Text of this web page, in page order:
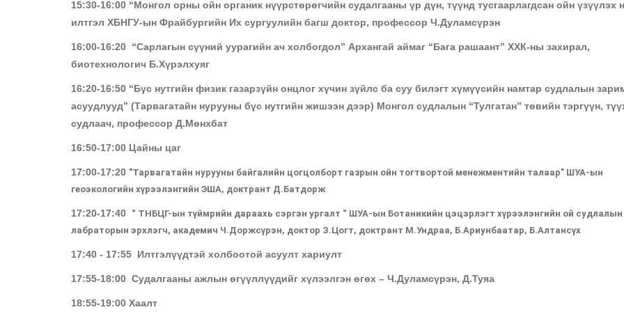
15:30-16:00 “Монгол орны ойн органик нүүрстөрөгчийн судалгааны үр дүн, түүнд тусгаарлагдсан ойн үзүүлэх
илтгэл ХБНГУ-ын Фрайбургийн Их сургуулийн багш доктор, профессор Ч.Дуламсүрэн
16:00-16:20 “Сарлагын сүүний уурагийн ач холбогдол” Архангай аймаг “Бага рашаант” ХХК-ны захирал,
биотехнологич Б.Хүрэлхуяг
16:20-16:50 “Бүс нутгийн физик газарзүйн онцлог хүчин зүйлс ба суу билэгт хүмүүсийн намтар судлалын
асуудлууд” (Тарвагатайн нурууны бүс нутгийн жишээн дээр) Монгол судлалын “Тулгатан” төвийн тэргүүн,
судлаач, профессор Д.Мөнхбат
16:50-17:00 Цайны цаг
17:00-17:20 "Тарвагатайн нурууны байгалийн цогцолборт газрын ойн тогтвортой менежментийн талаар" ШУА-ын
геоэкологийн хүрээлэнгийн ЭША, доктрант Д.Батдорж
17:20-17:40 “ ТНБЦГ-ын түймрийн дараахь сэргэн ургалт “ ШУА-ын Ботаникийн цэцэрлэгт хүрээлэнгийн ой судлалын
лабраторын эрхлэгч, академич Ч.Доржсүрэн, доктор З.Цогт, доктрант М.Ундраа, Б.Ариунбаатар, Б.Алтансүх
17:40 - 17:55 Илтгэлүүдтэй холбоотой асуулт хариулт
17:55-18:00 Судалгааны ажлын өгүүллүүдийг хүлээлгэн өгөх – Ч.Дуламсүрэн, Д.Туяа
18:55-19:00 Хаалт